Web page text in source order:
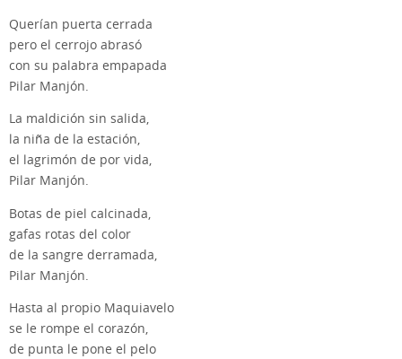
Querían puerta cerrada
pero el cerrojo abrasó
con su palabra empapada
Pilar Manjón.
La maldición sin salida,
la niña de la estación,
el lagrimón de por vida,
Pilar Manjón.
Botas de piel calcinada,
gafas rotas del color
de la sangre derramada,
Pilar Manjón.
Hasta al propio Maquiavelo
se le rompe el corazón,
de punta le pone el pelo